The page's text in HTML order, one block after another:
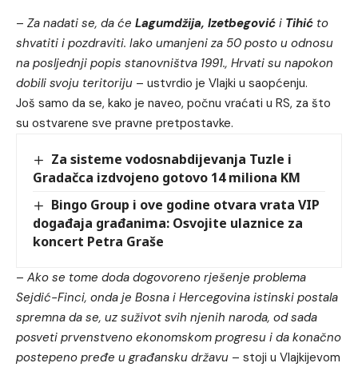
– Za nadati se, da će Lagumdžija, Izetbegović i Tihić to
shvatiti i pozdraviti. Iako umanjeni za 50 posto u odnosu
na posljednji popis stanovništva 1991., Hrvati su napokon
dobili svoju teritoriju – ustvrdio je Vlajki u saopćenju.
Još samo da se, kako je naveo, počnu vraćati u RS, za što
su ostvarene sve pravne pretpostavke.
Za sisteme vodosnabdijevanja Tuzle i
Gradačca izdvojeno gotovo 14 miliona KM
Bingo Group i ove godine otvara vrata VIP
događaja građanima: Osvojite ulaznice za
koncert Petra Graše
– Ako se tome doda dogovoreno rješenje problema
Sejdić-Finci, onda je Bosna i Hercegovina istinski postala
spremna da se, uz suživot svih njenih naroda, od sada
posveti prvenstveno ekonomskom progresu i da konačno
postepeno pređe u građansku državu – stoji u Vlajkijevom